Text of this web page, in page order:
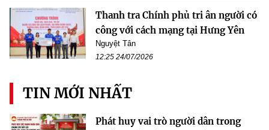
Thanh tra Chính phủ tri ân người có
công với cách mạng tại Hưng Yên
Nguyệt Tân
12:25 24/07/2026
TIN MỚI NHẤT
Phát huy vai trò người dân trong